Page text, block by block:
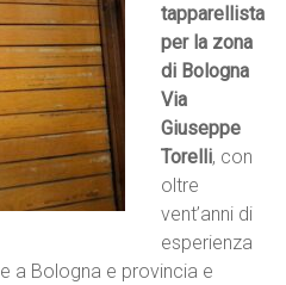
tapparellista
per la zona
di Bologna
Via
Giuseppe
Torelli, con
oltre
vent’anni di
esperienza
a Bologna e provincia e